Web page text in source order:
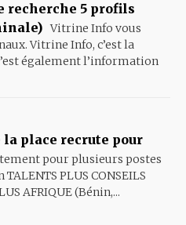
recherche 5 profils
Vitrine Info vous
Vitrine Info, c’est la
également l’information
la place recrute pour
pour plusieurs postes
PLUS CONSEILS
AFRIQUE (Bénin,...